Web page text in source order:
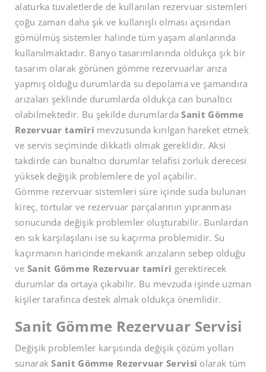
alaturka tuvaletlerde de kullanılan rezervuar sistemleri
çoğu zaman daha şık ve kullanışlı olması açısından
gömülmüş sistemler halinde tüm yaşam alanlarında
kullanılmaktadır. Banyo tasarımlarında oldukça şık bir
tasarım olarak görünen gömme rezervuarlar arıza
yapmış olduğu durumlarda su depolama ve şamandıra
arızaları şeklinde durumlarda oldukça can bunaltıcı
olabilmektedir. Bu şekilde durumlardaSanit Gömme
Rezervuar tamiri mevzusunda kırılgan hareket etmek
ve servis seçiminde dikkatli olmak gereklidir. Aksi
takdirde can bunaltıcı durumlar telafisi zorluk derecesi
yüksek değişik problemlere de yol açabilir.
Gömme rezervuar sistemleri süre içinde suda bulunan
kireç, tortular ve rezervuar parçalarının yıpranması
sonucunda değişik problemler oluşturabilir. Bunlardan
en sık karşılaşılanı ise su kaçırma problemidir. Su
kaçırmanın haricinde mekanik arızaların sebep olduğu
ve Sanit Gömme Rezervuar tamiri gerektirecek
durumlar da ortaya çıkabilir. Bu mevzuda işinde uzman
kişiler tarafınca destek almak oldukça önemlidir.
Sanit Gömme Rezervuar Servisi
Değişik problemler karşısında değişik çözüm yolları
sunarakSanit Gömme Rezervuar Servisi olarak tüm